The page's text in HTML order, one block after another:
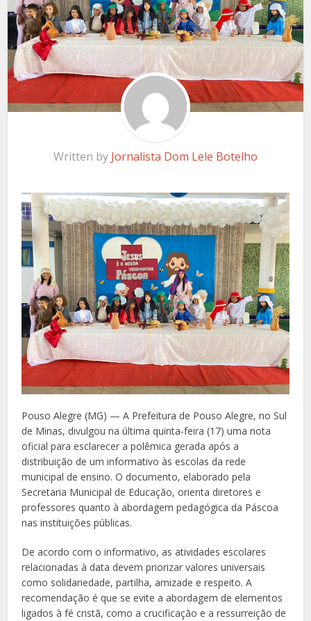
Written by Jornalista Dom Lele Botelho
Pouso Alegre (MG) — A Prefeitura de Pouso Alegre, no Sul
de Minas, divulgou na última quinta-feira (17) uma nota
oficial para esclarecer a polêmica gerada após a
distribuição de um informativo às escolas da rede
municipal de ensino. O documento, elaborado pela
Secretaria Municipal de Educação, orienta diretores e
professores quanto à abordagem pedagógica da Páscoa
nas instituições públicas.
De acordo com o informativo, as atividades escolares
relacionadas à data devem priorizar valores universais
como solidariedade, partilha, amizade e respeito. A
recomendação é que se evite a abordagem de elementos
ligados à fé cristã, como a crucificação e a ressurreição de